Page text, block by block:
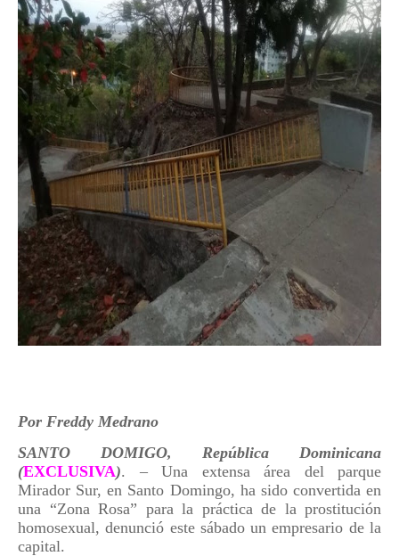
Por Freddy Medrano
SANTO DOMIGO, República Dominicana
(EXCLUSIVA). – Una extensa área del parque
Mirador Sur, en Santo Domingo, ha sido convertida en
una “Zona Rosa” para la práctica de la prostitución
homosexual, denunció este sábado un empresario de la
capital.